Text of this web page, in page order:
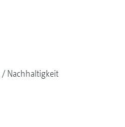
Nachhaltigkeit